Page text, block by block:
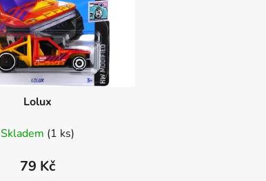
Lolux
Skladem (1 ks)
79 Kč